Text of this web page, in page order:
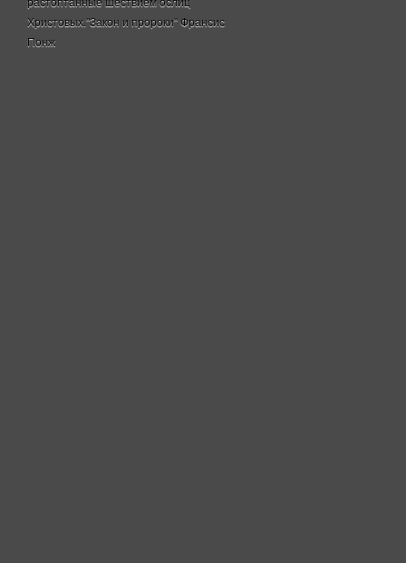
растоптанные шествием ослиц
Христовых."Закон и пророки" Франсис
Понж